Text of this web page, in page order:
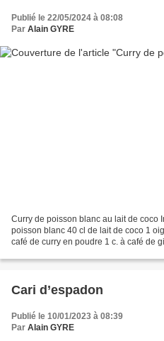
Publié le 22/05/2024 à 08:08
Par Alain GYRE
Curry de poisson blanc au lait de coco
poisson blanc 40 cl de lait de coco 1
café de curry en poudre 1 c. à café de
Cari d’espadon
Publié le 10/01/2023 à 08:39
Par Alain GYRE